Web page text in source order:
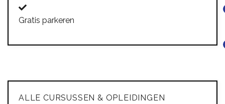
Gratis parkeren
ALLE CURSUSSEN & OPLEIDINGEN